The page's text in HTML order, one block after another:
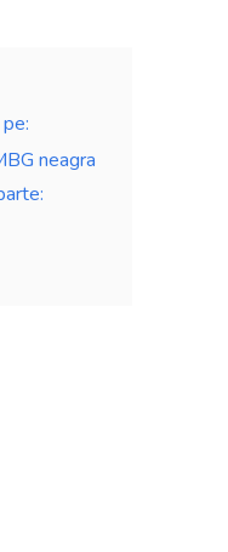
neagra